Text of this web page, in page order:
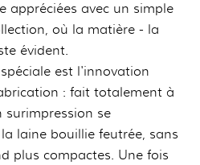
appréciées avec un simple
où la matière - la
évident.
est l'innovation
: fait totalement à
surimpression se
laine bouillie feutrée, sans
plus compactes. Une fois